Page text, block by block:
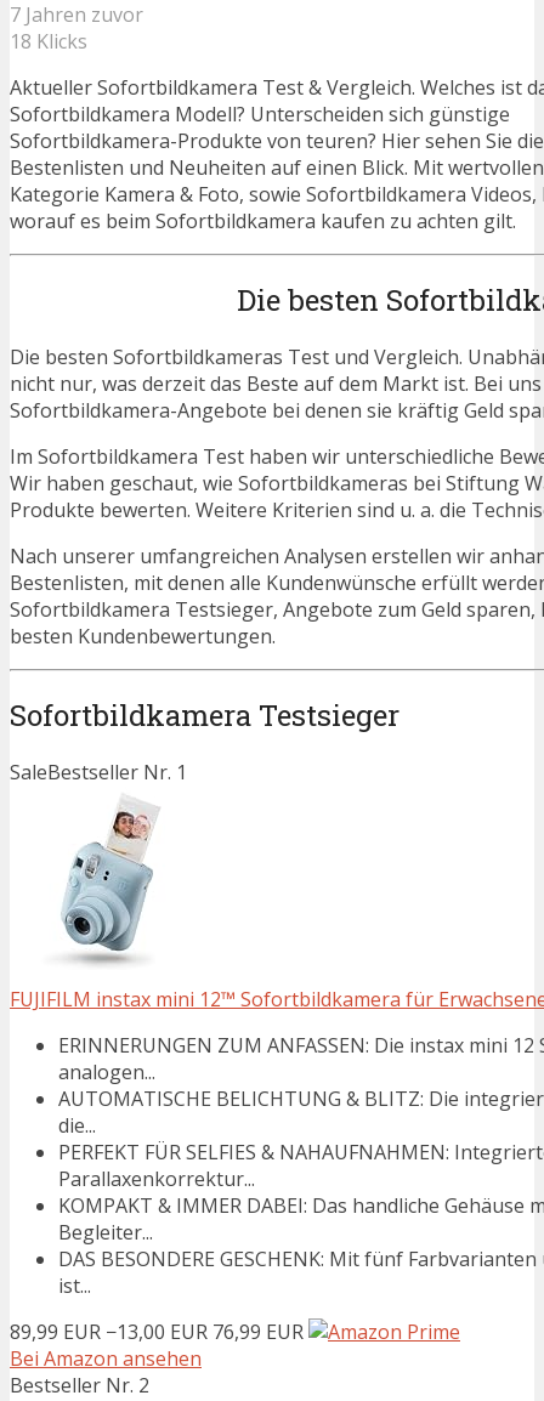
7 Jahren zuvor
18 Klicks
Aktueller Sofortbildkamera Test & Vergleich. Welches ist
Sofortbildkamera Modell? Unterscheiden sich günstige
Sofortbildkamera-Produkte von teuren? Hier sehen Sie
Bestenlisten und Neuheiten auf einen Blick. Mit
Kategorie Kamera & Foto, sowie Sofortbildkamera
worauf es beim Sofortbildkamera kaufen zu achten gilt.
Die besten
Die besten Sofortbildkameras Test und Vergleich.
nicht nur, was derzeit das Beste auf dem Markt ist. Bei
Sofortbildkamera-Angebote bei denen sie kräftig Geld
Im Sofortbildkamera Test haben wir unterschiedliche
Wir haben geschaut, wie Sofortbildkameras bei Stiftung
Produkte bewerten. Weitere Kriterien sind u. a. die
Nach unserer umfangreichen Analysen erstellen wir
Bestenlisten, mit denen alle Kundenwünsche erfüllt
Sofortbildkamera Testsieger, Angebote zum Geld
besten Kundenbewertungen.
Sofortbildkamera Testsieger
SaleBestseller Nr. 1
FUJIFILM instax mini 12™ Sofortbildkamera für
ERINNERUNGEN ZUM ANFASSEN: Die instax mini
analogen...
AUTOMATISCHE BELICHTUNG & BLITZ: Die
die...
PERFEKT FÜR SELFIES & NAHAUFNAHMEN:
Parallaxenkorrektur...
KOMPAKT & IMMER DABEI: Das handliche
Begleiter...
DAS BESONDERE GESCHENK: Mit fünf
ist...
89,99 EUR −13,00 EUR 76,99 EUR
Bei Amazon ansehen
Bestseller Nr. 2